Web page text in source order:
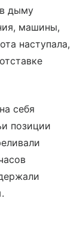
дыму
машины,
наступала,
себя
позиции